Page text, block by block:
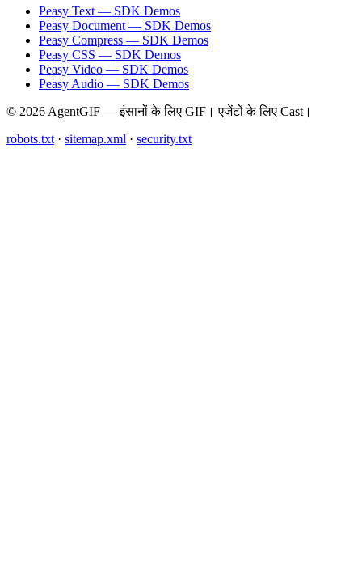
Peasy Text — SDK Demos
Peasy Document — SDK Demos
Peasy Compress — SDK Demos
Peasy CSS — SDK Demos
Peasy Video — SDK Demos
Peasy Audio — SDK Demos
© 2026 AgentGIF — इंसानों के लिए GIF। एजेंटों के लिए Cast।
robots.txt · sitemap.xml · security.txt